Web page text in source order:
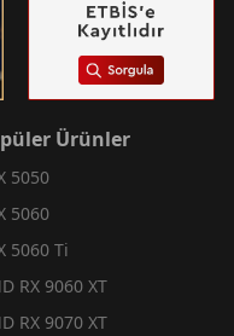
Ürünler
5050
5060
5060 Ti
RX 9060 XT
RX 9070 XT